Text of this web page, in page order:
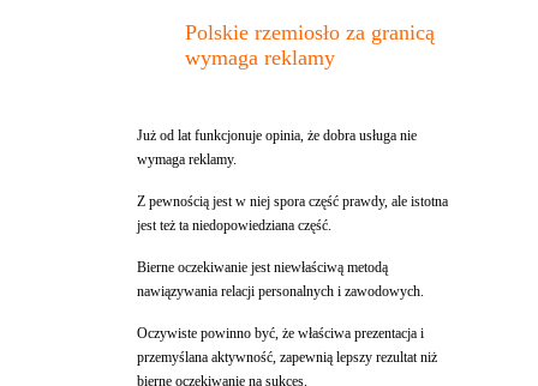
Polskie rzemiosło za granicą
wymaga reklamy
Już od lat funkcjonuje opinia, że dobra usługa nie
wymaga reklamy.
Z pewnością jest w niej spora część prawdy, ale istotna
jest też ta niedopowiedziana część.
Bierne oczekiwanie jest niewłaściwą metodą
nawiązywania relacji personalnych i zawodowych.
Oczywiste powinno być, że właściwa prezentacja i
przemyślana aktywność, zapewnią lepszy rezultat niż
bierne oczekiwanie na sukces.